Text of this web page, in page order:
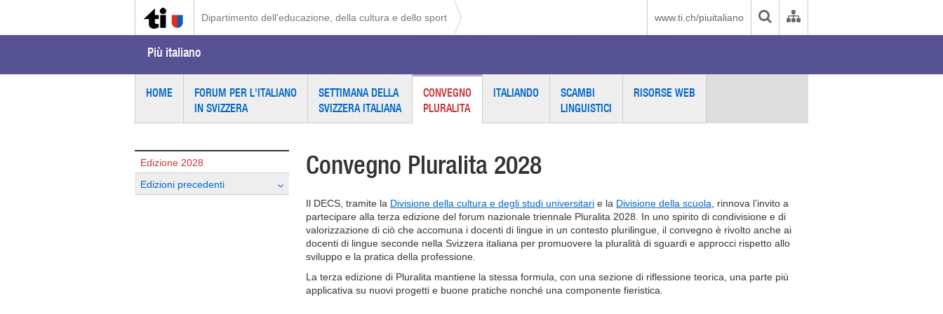
Dipartimento dell'educazione, della cultura e dello sport www.ti.ch/piuitaliano
Più italiano
HOME
FORUM PER L'ITALIANO
IN SVIZZERA
SETTIMANA DELLA
SVIZZERA ITALIANA
CONVEGNO
PLURALITA
ITALIANDO
SCAMBI
LINGUISTICI
RISORSE WEB
Edizione 2028
Edizioni precedenti
Convegno Pluralita 2028
Il DECS, tramite la Divisione della cultura e degli studi universitari e la Divisione della scuola , rinnova l’invito a
partecipare alla terza edizione del forum nazionale triennale Pluralita 2028. In uno spirito di condivisione e di
valorizzazione di ciò che accomuna i docenti di lingue in un contesto plurilingue, il convegno è rivolto anche ai
docenti di lingue seconde nella Svizzera italiana per promuovere la pluralità di sguardi e approcci rispetto allo
sviluppo e la pratica della professione.
La terza edizione di Pluralita mantiene la stessa formula, con una sezione di riflessione teorica, una parte più
applicativa su nuovi progetti e buone pratiche nonché una componente fieristica.